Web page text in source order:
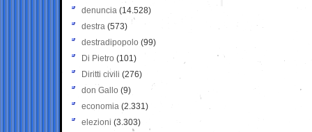
denuncia (14.528)
destra (573)
destradipopolo (99)
Di Pietro (101)
Diritti civili (276)
don Gallo (9)
economia (2.331)
elezioni (3.303)